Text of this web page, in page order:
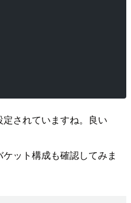
定されていますね。良い
ット構成も確認してみま